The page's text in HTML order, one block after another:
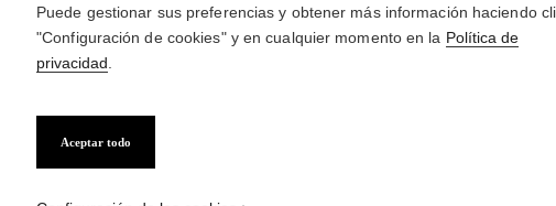
Les Eaux de
Más información
Puede gestionar sus preferencias y obtener más información haciendo
"Configuración de cookies" y en cualquier momento en la Política de
privacidad
Aceptar todo